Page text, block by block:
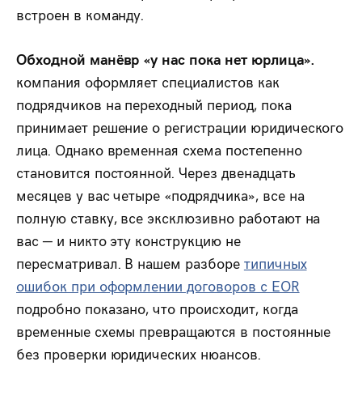
встроен в команду.
Обходной манёвр «у нас пока нет юрлица».
компания оформляет специалистов как
подрядчиков на переходный период, пока
принимает решение о регистрации юридического
лица. Однако временная схема постепенно
становится постоянной. Через двенадцать
месяцев у вас четыре «подрядчика», все на
полную ставку, все эксклюзивно работают на
вас — и никто эту конструкцию не
пересматривал. В нашем разборе типичных
ошибок при оформлении договоров с EOR
подробно показано, что происходит, когда
временные схемы превращаются в постоянные
без проверки юридических нюансов.